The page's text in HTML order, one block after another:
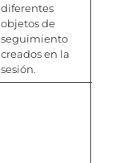
diferentes
objetos de
seguimiento
creados en la
sesión.